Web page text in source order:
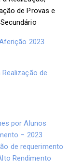
de Provas e
2023
de
por Alunos
– 2023
de requerimento
Rendimento